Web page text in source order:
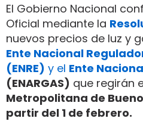
El Gobierno Nacional
Oficial mediante la
nuevos precios de luz y
Ente Nacional
(ENRE) y el Ente
(ENARGAS) que regirán
Metropolitana de
partir del 1 de febrero.